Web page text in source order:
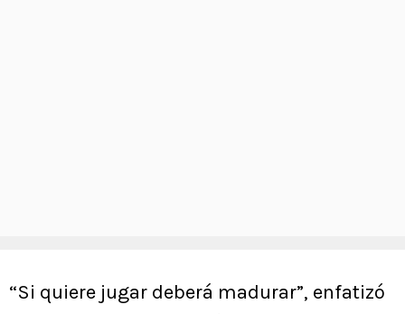
“Si quiere jugar deberá madurar”, enfatizó